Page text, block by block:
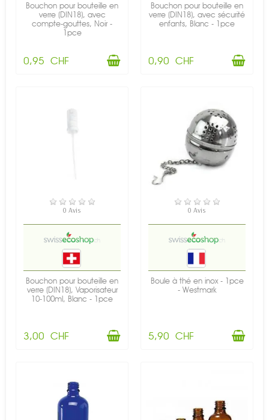
Bouchon pour bouteille en
verre (DIN18), avec
compte-gouttes, Noir -
1pce
0,95 CHF
Bouchon pour bouteille en
verre (DIN18), avec sécurité
enfants, Blanc - 1pce
0,90 CHF
EN STOCK
0 Avis
Bouchon pour bouteille en
verre (DIN18), Vaporisateur
10-100ml, Blanc - 1pce
3,00 CHF
EN STOCK
0 Avis
Boule à thé en inox - 1pce
- Westmark
5,90 CHF